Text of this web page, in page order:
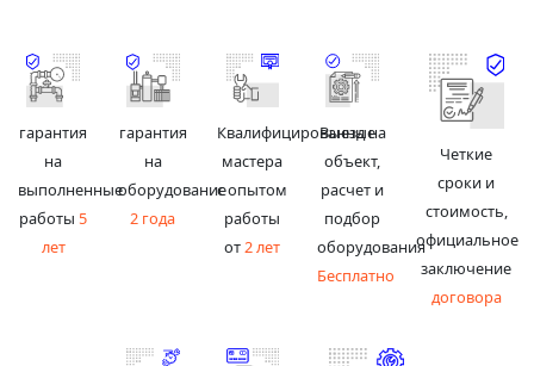
гарантия
на
выполненные
работы 5
лет
гарантия
на
оборудование
2 года
Квалифицированные
мастера
с опытом
работы
от2 лет
Выезд на
объект,
расчет и
подбор
оборудования
Бесплатно
Четкие
сроки и
стоимость,
официальное
заключение
договора